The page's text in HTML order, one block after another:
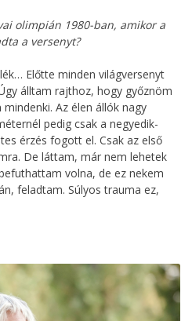
olimpián 1980-ban, amikor a
a versenyt?
Előtte minden világversenyt
álltam rajthoz, hogy győznöm
Az élen állók nagy
pedig csak a negyedik-
érzés fogott el. Csak az első
De láttam, már nem lehetek
volna, de ez nekem
feladtam. Súlyos trauma ez,